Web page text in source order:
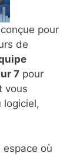
pour
de
7 pour
vous
logiciel,
où